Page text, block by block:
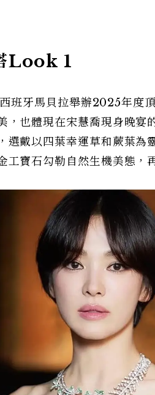
Look 1
班牙馬貝拉舉辦2025年
，也體現在宋慧喬現身晚宴
選戴以四葉幸運草和蕨葉
工寶石勾勒自然生機美態，